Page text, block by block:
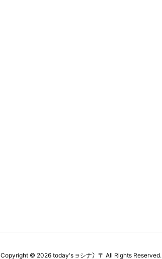
Copyright © 2026 today's ∋シナ冫〒 All Rights Reserved.